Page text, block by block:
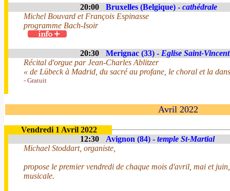
20:00 Bruxelles (Belgique) - cathédrale
Michel Bouvard et François Espinasse
programme Bach-Isoir
20:30 Merignac (33) - Eglise Saint-Vincent
Récital d'orgue par Jean-Charles Ablitzer
« de Lübeck à Madrid, du sacré au profane, le choral et la
- Gratuit
Avril 2022
Vendredi 1 Avril 2022
12:30
Avignon (84) - temple St-Martial
Michael Stoddart, organiste,
propose le premier vendredi de chaque mois d'avril, mai et
musicale.